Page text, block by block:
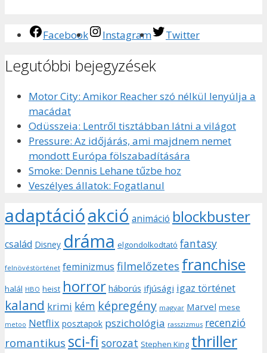
Facebook Instagram Twitter
Legutóbbi bejegyzések
Motor City: Amikor Reacher szó nélkül lenyúlja a
macádat
Odüsszeia: Lentről tisztábban látni a világot
Pressure: Az időjárás, ami majdnem nemet
mondott Európa fölszabadítására
Smoke: Dennis Lehane tűzbe hoz
Veszélyes állatok: Fogatlanul
adaptációakció animáció blockbuster
család Disney dráma elgondolkodtató fantasy
felnövéstörténet feminizmus filmelőzetes franchise
halál HBO heist horror háborús ifjúsági igaz történet
kaland krimi kém képregény magyar Marvel mese
metoo Netflix posztapok pszichológia rasszizmus recenzió
romantikus sci-fi sorozat Stephen King thriller